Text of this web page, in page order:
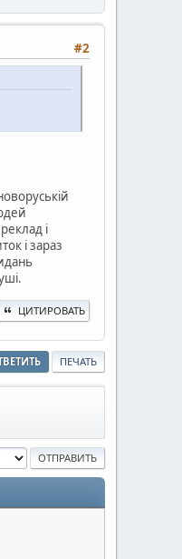
#2
і
і зараз
ЦИТИРОВАТЬ
ПЕЧАТЬ